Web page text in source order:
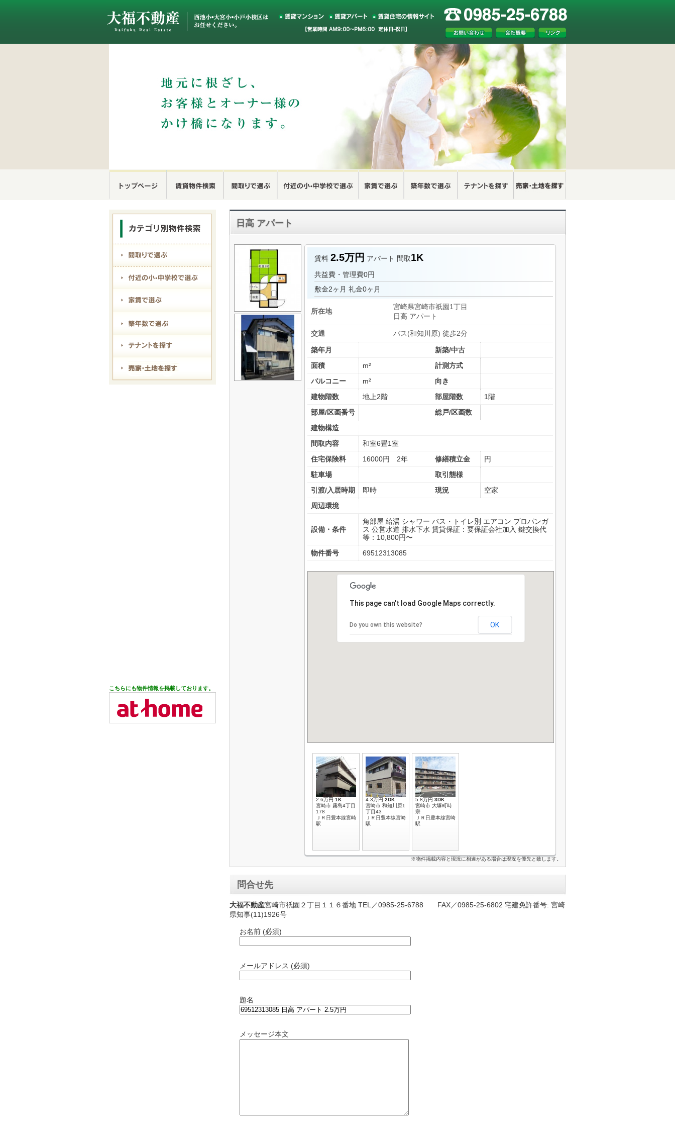
日高 アパート
賃料 2.5万円 アパート 間取1K
共益費・管理費0円
敷金2ヶ月 礼金0ヶ月
所在地
宮崎県宮崎市祇園1丁目
日高 アパート
交通 バス(和知川原) 徒歩2分
築年月
新築/中古
面積
m²
計測方式
バルコニー
m²
向き
建物階数
地上2階 部屋階数
1階
部屋/区画番号
総戸/区画数
建物構造
間取内容
和室6畳1室
住宅保険料
16000円 2年 修繕積立金
円
駐車場
取引態様
引渡/入居時期
即時 現況
空家
周辺環境
設備・条件
角部屋 給湯 シャワー バス・トイレ別 エアコン プロパンガ
ス 公営水道 排水下水 賃貸保証：要保証会社加入 鍵交換代
等：10,800円〜
物件番号
69512313085
This page can't load Google Maps correctly.
Do you own this website? OK
2.6万円 1K
宮崎市 霧島4丁目
178
ＪＲ日豊本線宮崎
駅
4.3万円 2DK
宮崎市 和知川原1
丁目43
ＪＲ日豊本線宮崎
駅
5.8万円 3DK
宮崎市 大塚町時
宗
ＪＲ日豊本線宮崎
駅
※物件掲載内容と現況に相違がある場合は現況を優先と致します。
問合せ先
大福不動産宮崎市祇園２丁目１１６番地 TEL／0985-25-6788 FAX／0985-25-6802 宅建免許番号: 宮崎
県知事(11)1926号
お名前 (必須)
メールアドレス (必須)
題名
メッセージ本文
こちらにも物件情報を掲載しております。